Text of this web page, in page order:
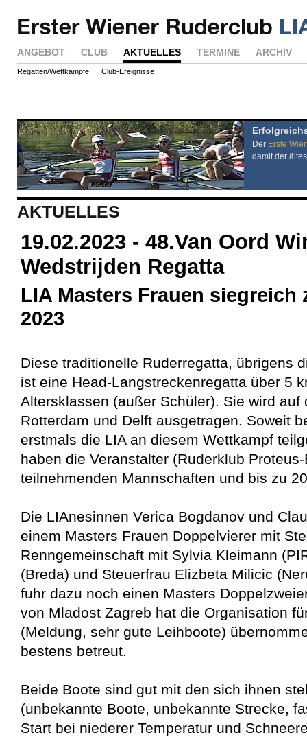
ANGEBOT CLUB AKTUELLES TERMINE ARCHIV
Regatten/Wettkämpfe Club-Ereignisse
Der Erste
damit der
AKTUELLES
19.02.2023 - 48.Van Oord
Wedstrijden Regatta
LIA Masters Frauen
2023
Diese traditionelle Ruderregatta, übrigens
ist eine Head-Langstreckenregatta über 5
Altersklassen (außer Schüler). Sie wird
Rotterdam und Delft ausgetragen. Soweit
erstmals die LIA an diesem Wettkampf
haben die Veranstalter (Ruderklub
teilnehmenden Mannschaften und bis zu
Die LIAnesinnen Verica Bogdanov und
einem Masters Frauen Doppelvierer mit
Renngemeinschaft mit Sylvia Kleimann
(Breda) und Steuerfrau Elizbeta Milicic
fuhr dazu noch einen Masters
von Mladost Zagreb hat die Organisation
(Meldung, sehr gute Leihboote)
bestens betreut.
Beide Boote sind gut mit den sich ihnen
(unbekannte Boote, unbekannte Strecke,
Start bei niederer Temperatur und